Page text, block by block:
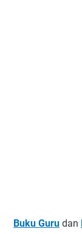
Buku Guru dan